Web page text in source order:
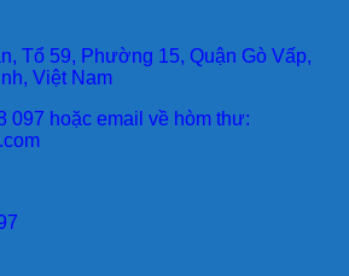
Tổ 59, Phường 15, Quận Gò Vấp,
Việt Nam
097 hoặc email về hòm thư: